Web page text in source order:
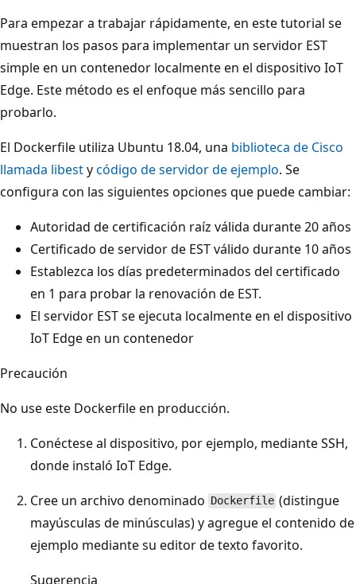
Para empezar a trabajar rápidamente, en este tutorial se
muestran los pasos para implementar un servidor EST
simple en un contenedor localmente en el dispositivo IoT
Edge. Este método es el enfoque más sencillo para
probarlo.
El Dockerfile utiliza Ubuntu 18.04, una biblioteca de Cisco
llamada libestycódigo de servidor de ejemplo. Se
configura con las siguientes opciones que puede cambiar:
Autoridad de certificación raíz válida durante 20 años
Certificado de servidor de EST válido durante 10 años
Establezca los días predeterminados del certificado
en 1 para probar la renovación de EST.
El servidor EST se ejecuta localmente en el dispositivo
IoT Edge en un contenedor
Precaución
No use este Dockerfile en producción.
Conéctese al dispositivo, por ejemplo, mediante SSH,
donde instaló IoT Edge.
Cree un archivo denominado Dockerfile (distingue
mayúsculas de minúsculas) y agregue el contenido de
ejemplo mediante su editor de texto favorito.
Sugerencia